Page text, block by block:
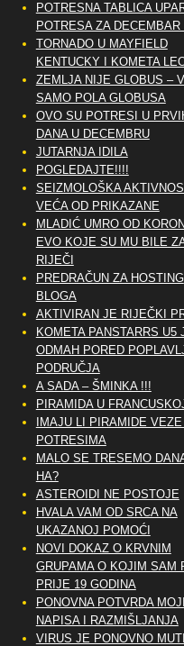
POTRESNA TABLICA
POTRESA ZA DECEMBAR
TORNADO U MAYFIELD
KENTUCKY I KOMETA
ZEMLJA NIJE GLOBUS –
SAMO POLA GLOBUSA
OVO SU POTRESI U
DANA U DECEMBRU
JUTARNJA IDILA
POGLEDAJTE!!!!
SEIZMOLOŠKA
VEĆA OD PRIKAZANE
MLADIĆ UMRO OD
EVO KOJE SU MU BILE
RIJEČI
PREDRAČUN ZA HOSTING
BLOGA
AKTIVIRAN JE RIJEČKI
KOMETA PANSTARRS U5
ODMAH PORED
PODRUČJA
A SADA – ŠMINKA !!!
PIRAMIDA U
IMAJU LI PIRAMIDE
POTRESIMA
MALO SE TRESEMO
HA?
ASTEROIDI NE POSTOJE
HVALA VAM OD SRCA NA
UKAZANOJ POMOĆI
NOVI DOKAZ O KRVNIM
GRUPAMA O KOJIM SAM
PRIJE 19 GODINA
PONOVNA POTVRDA
NAPISA I RAZMIŠLJANJA
VIRUS JE PONOVNO